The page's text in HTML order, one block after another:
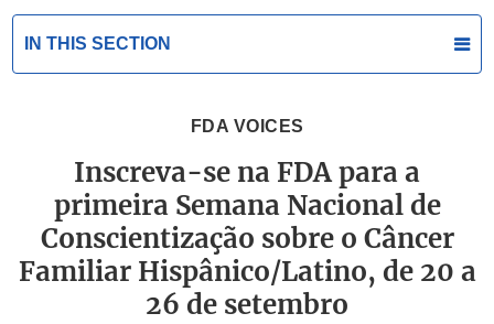
IN THIS SECTION
FDA VOICES
Inscreva-se na FDA para a
primeira Semana Nacional de
Conscientização sobre o Câncer
Familiar Hispânico/Latino, de 20 a
26 de setembro